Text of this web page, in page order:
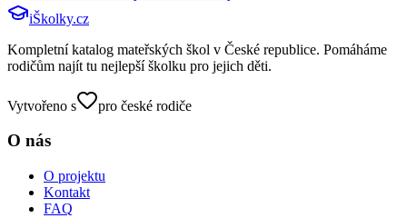
iŠkolky.cz
Kompletní katalog mateřských škol v České republice. Pomáháme
rodičům najít tu nejlepší školku pro jejich děti.
Vytvořeno s pro české rodiče
O nás
O projektu
Kontakt
FAQ